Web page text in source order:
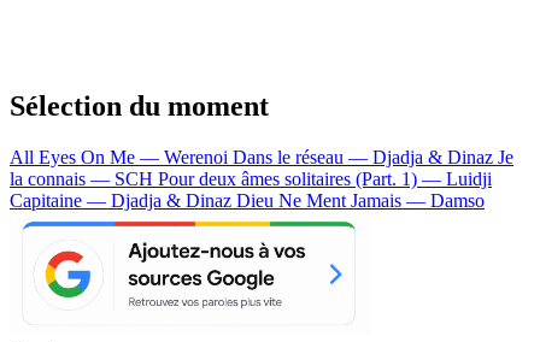
Sélection du moment
All Eyes On Me — Werenoi Dans le réseau — Djadja & Dinaz Je
la connais — SCH Pour deux âmes solitaires (Part. 1) — Luidji
Capitaine — Djadja & Dinaz Dieu Ne Ment Jamais — Damso